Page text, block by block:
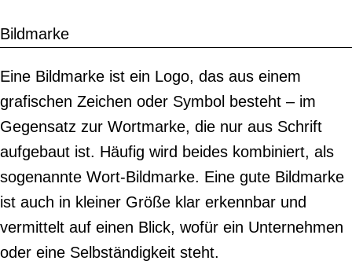
Bildmarke
Eine Bildmarke ist ein Logo, das aus einem
grafischen Zeichen oder Symbol besteht – im
Gegensatz zur Wortmarke, die nur aus Schrift
aufgebaut ist. Häufig wird beides kombiniert, als
sogenannte Wort-Bildmarke. Eine gute Bildmarke
ist auch in kleiner Größe klar erkennbar und
vermittelt auf einen Blick, wofür ein Unternehmen
oder eine Selbständigkeit steht.